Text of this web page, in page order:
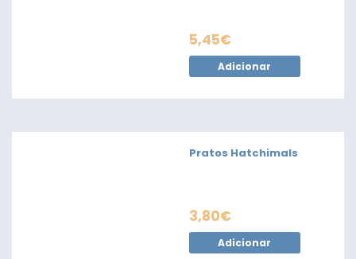
5,45€
Adicionar
Pratos Hatchimals
3,80€
Adicionar